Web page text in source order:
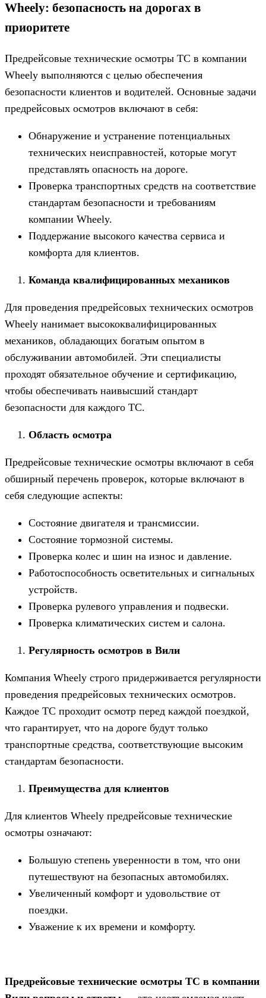
Wheely: безопасность на дорогах в
приоритете
Предрейсовые технические осмотры ТС в компании
Wheely выполняются с целью обеспечения
безопасности клиентов и водителей. Основные задачи
предрейсовых осмотров включают в себя:
Обнаружение и устранение потенциальных
технических неисправностей, которые могут
представлять опасность на дороге.
Проверка транспортных средств на соответствие
стандартам безопасности и требованиям
компании Wheely.
Поддержание высокого качества сервиса и
комфорта для клиентов.
Команда квалифицированных механиков
Для проведения предрейсовых технических осмотров
Wheely нанимает высококвалифицированных
механиков, обладающих богатым опытом в
обслуживании автомобилей. Эти специалисты
проходят обязательное обучение и сертификацию,
чтобы обеспечивать наивысший стандарт
безопасности для каждого ТС.
Область осмотра
Предрейсовые технические осмотры включают в себя
обширный перечень проверок, которые включают в
себя следующие аспекты:
Состояние двигателя и трансмиссии.
Состояние тормозной системы.
Проверка колес и шин на износ и давление.
Работоспособность осветительных и сигнальных
устройств.
Проверка рулевого управления и подвески.
Проверка климатических систем и салона.
Регулярность осмотров в Вили
Компания Wheely строго придерживается регулярности
проведения предрейсовых технических осмотров.
Каждое ТС проходит осмотр перед каждой поездкой,
что гарантирует, что на дороге будут только
транспортные средства, соответствующие высоким
стандартам безопасности.
Преимущества для клиентов
Для клиентов Wheely предрейсовые технические
осмотры означают:
Большую степень уверенности в том, что они
путешествуют на безопасных автомобилях.
Увеличенный комфорт и удовольствие от
поездки.
Уважение к их времени и комфорту.
Предрейсовые технические осмотры ТС в компании